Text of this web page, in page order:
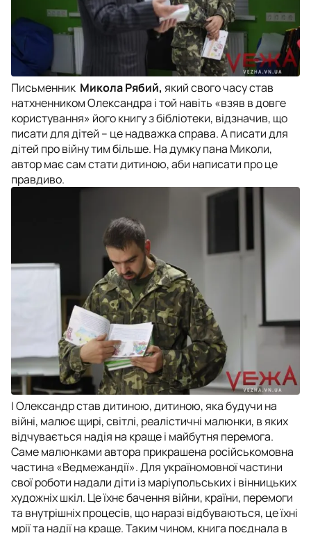
Письменник Микола Рябий, який свого часу став
натхненником Олександра і той навіть «взяв в довге
користування» його книгу з бібліотеки, відзначив, що
писати для дітей – це надважка справа. А писати для
дітей про війну тим більше. На думку пана Миколи,
автор має сам стати дитиною, аби написати про це
правдиво.
І Олександр став дитиною, дитиною, яка будучи на
війні, малює щирі, світлі, реалістичні малюнки, в яких
відчувається надія на краще і майбутня перемога.
Саме малюнками автора прикрашена російськомовна
частина «Ведмежандії». Для україномовної частини
свої роботи надали діти із маріупольських і вінницьких
художніх шкіл. Це їхнє бачення війни, країни, перемоги
та внутрішніх процесів, що наразі відбуваються, це їхні
мрії та надії на краще. Таким чином, книга поєднала в